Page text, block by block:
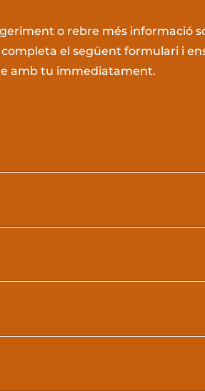
o rebre més informació
el següent formulari i
amb tu immediatament.